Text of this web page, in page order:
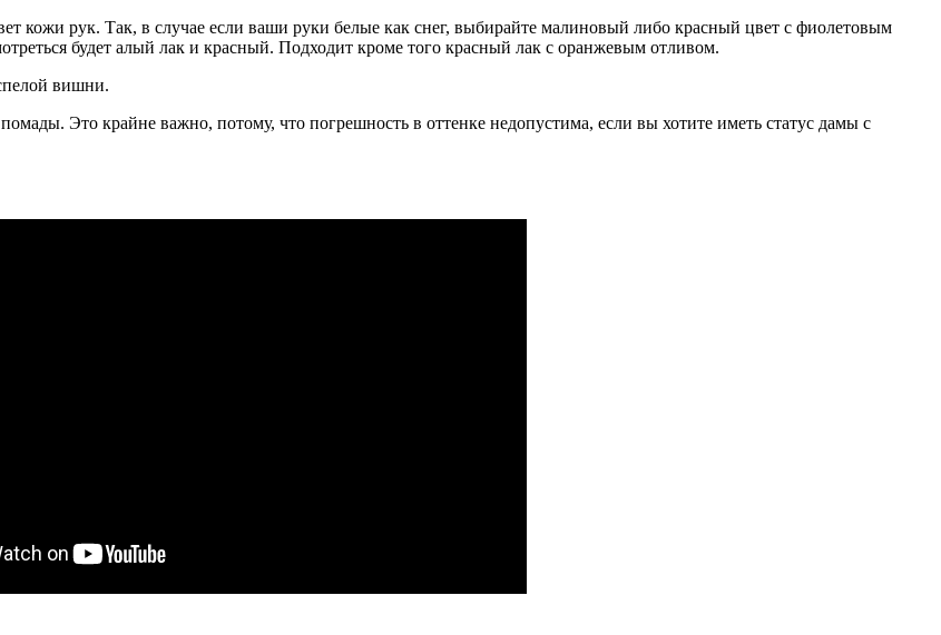
кожи рук. Так, в случае если ваши руки белые как снег, выбирайте малиновый либо красный цвет с фиолетовым
будет алый лак и красный. Подходит кроме того красный лак с оранжевым отливом.
вишни.
Это крайне важно, потому, что погрешность в оттенке недопустима, если вы хотите иметь статус дамы с